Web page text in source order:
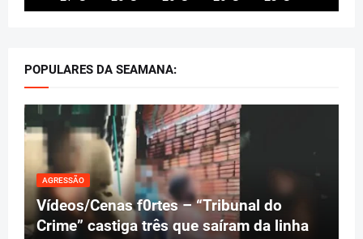
POPULARES DA SEAMANA:
AGRESSÃO
Vídeos/Cenas f0rtes – “Tribunal do
Crime” castiga três que saíram da linha